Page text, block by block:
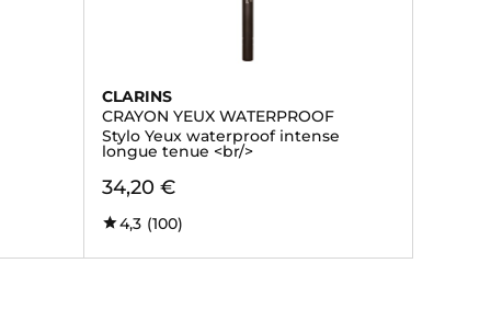
CLARINS
CRAYON YEUX WATERPROOF
Stylo Yeux waterproof intense
longue tenue <br/>
34,20 €
4,3 (100)